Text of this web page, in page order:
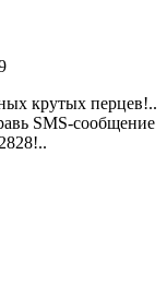
крутых перцев!..
SMS-сообщение